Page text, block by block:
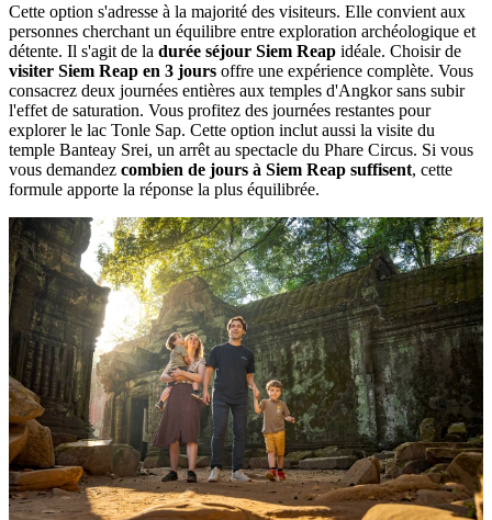
Cette option s'adresse à la majorité des visiteurs. Elle convient aux
personnes cherchant un équilibre entre exploration archéologique et
détente. Il s'agit de la durée séjour Siem Reap idéale. Choisir de
visiter Siem Reap en 3 jours offre une expérience complète. Vous
consacrez deux journées entières aux temples d'Angkor sans subir
l'effet de saturation. Vous profitez des journées restantes pour
explorer le lac Tonle Sap. Cette option inclut aussi la visite du
temple Banteay Srei, un arrêt au spectacle du Phare Circus. Si vous
vous demandez combien de jours à Siem Reap suffisent, cette
formule apporte la réponse la plus équilibrée.